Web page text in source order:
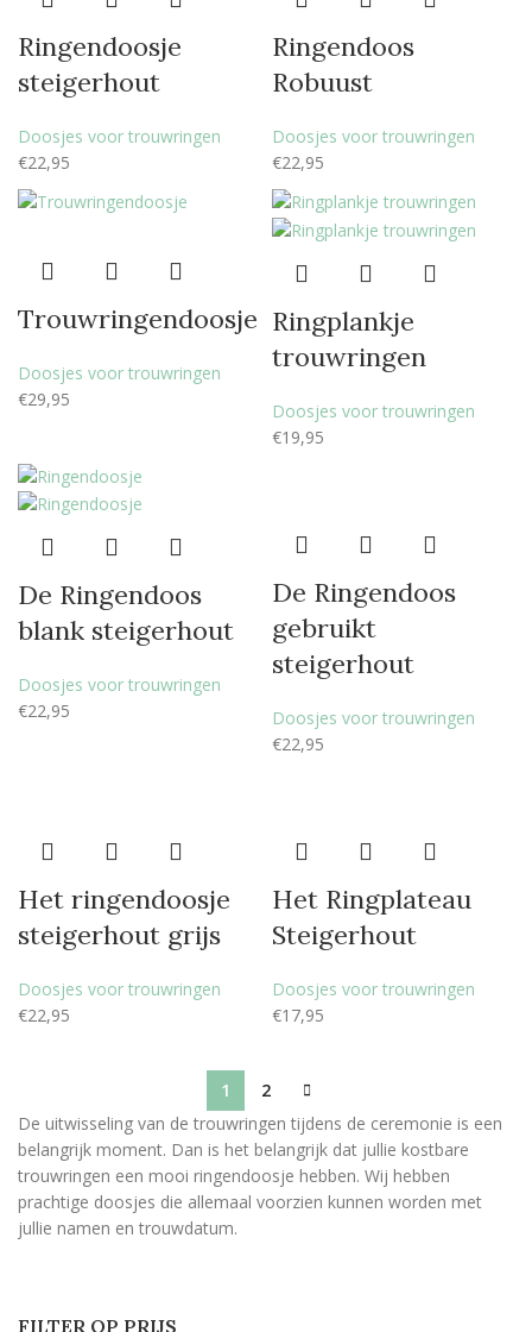
FILTER OP PRIJS
Ringendoosje
steigerhout
Doosjes voor trouwringen
€22,95
Ringendoos
Robuust
Doosjes voor trouwringen
€22,95
Trouwringendoosje
Doosjes voor trouwringen
€29,95
Ringplankje
trouwringen
Doosjes voor trouwringen
€19,95
De Ringendoos
blank steigerhout
Doosjes voor trouwringen
€22,95
De Ringendoos
gebruikt
steigerhout
Doosjes voor trouwringen
€22,95
Het ringendoosje
steigerhout grijs
Doosjes voor trouwringen
€22,95
Het Ringplateau
Steigerhout
Doosjes voor trouwringen
€17,95
1
2
De uitwisseling van de trouwringen tijdens de ceremonie is een
belangrijk moment. Dan is het belangrijk dat jullie kostbare
trouwringen een mooi ringendoosje hebben. Wij hebben
prachtige doosjes die allemaal voorzien kunnen worden met
jullie namen en trouwdatum.